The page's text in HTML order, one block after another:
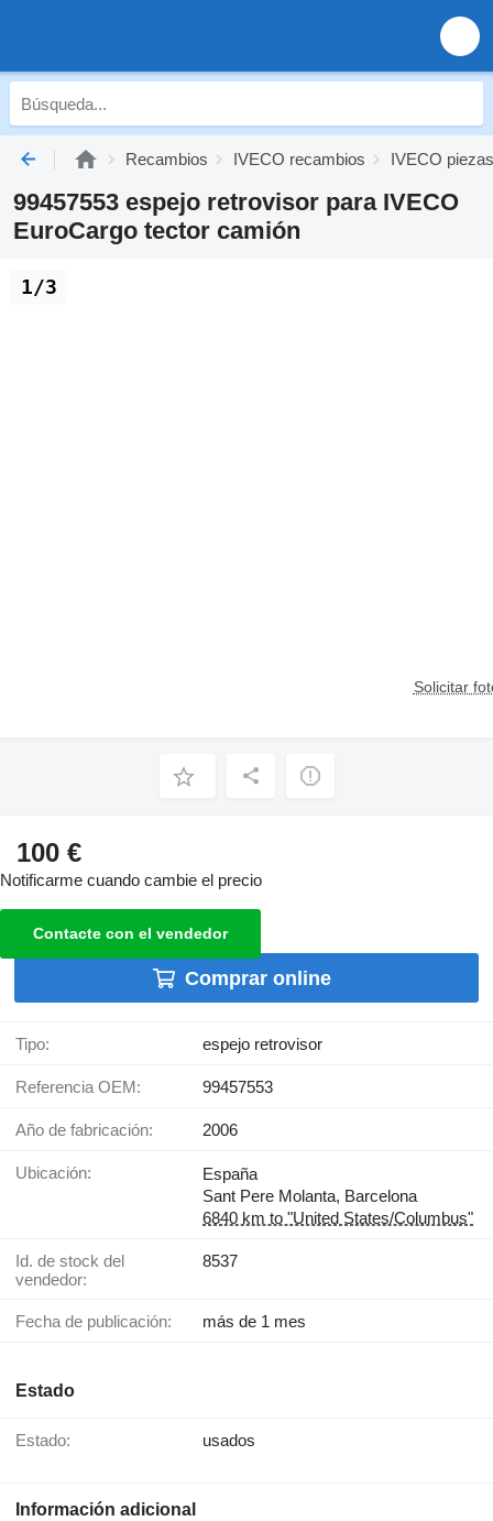
Recambios IVECO recambios IVECO
99457553 espejo retrovisor para IVECO
EuroCargo tector camión
Solicitar
1/3
100 €
Notificarme cuando cambie el precio
Contacte con el vendedor
Comprar online
Tipo: espejo retrovisor
Referencia OEM: 99457553
Año de fabricación: 2006
Ubicación:
España
Sant Pere Molanta, Barcelona
6840 km to "United States/Columbus"
Id. de stock del
vendedor:
8537
Fecha de publicación: más de 1 mes
Estado
Estado: usados
Información adicional